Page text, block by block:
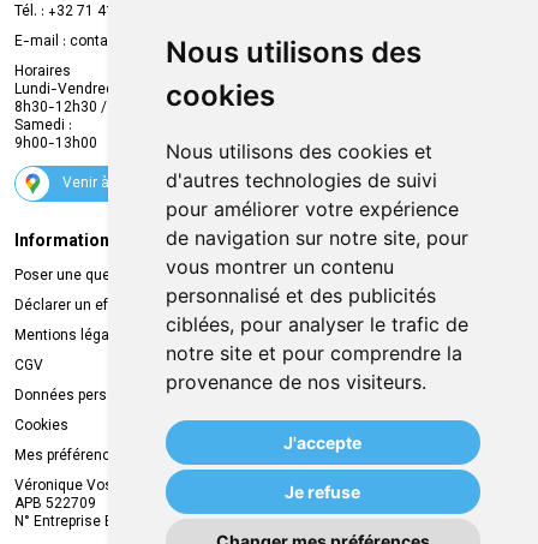
Nous utilisons des
cookies
Nous utilisons des cookies et
d'autres technologies de suivi
pour améliorer votre expérience
de navigation sur notre site, pour
vous montrer un contenu
personnalisé et des publicités
ciblées, pour analyser le trafic de
notre site et pour comprendre la
provenance de nos visiteurs.
J'accepte
Je refuse
Tél. : +32 71 41 32 10
E-mail : contact
mvapharma.be
Horaires
Lundi-Vendredi :
8h30-12h30 / 13h30-18h30
Samedi :
9h00-13h00
Venir à la pharmacie
Compte professionnel
Envoi d’ordonnance
Suivez-nous
Informations légales
Poser une question
Déclarer un effet indésirable
Mentions légales
CGV
Données personnelles
Cookies
Mes préférences Cookies
Véronique Vos
APB 522709
N° Entreprise BE0749.944.612
Livraison
Retrait à la pharmacie
Livraison chez vous
Livraison dans un Point Relais